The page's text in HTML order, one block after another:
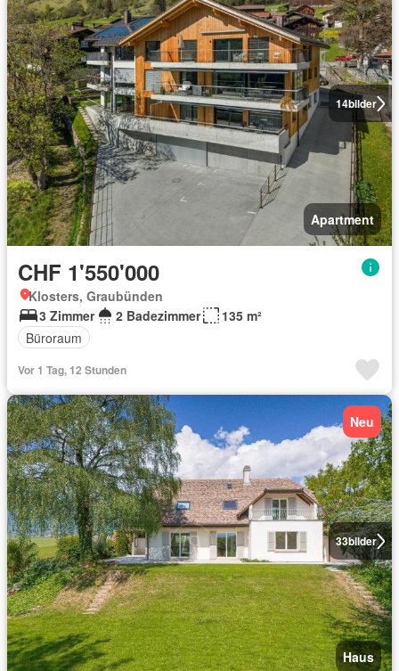
14bilder
Apartment
CHF 1'550'000
Klosters, Graubünden
3 Zimmer
2 Badezimmer
135 m²
Büroraum
Vor 1 Tag, 12 Stunden
33bilder
Neu
Haus